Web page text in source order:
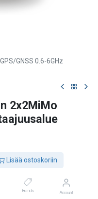
Lisää ostoskoriin
Brands Account
GNSS 0.6-6GHz
2x2MiMo
5G:lle
erikseen)